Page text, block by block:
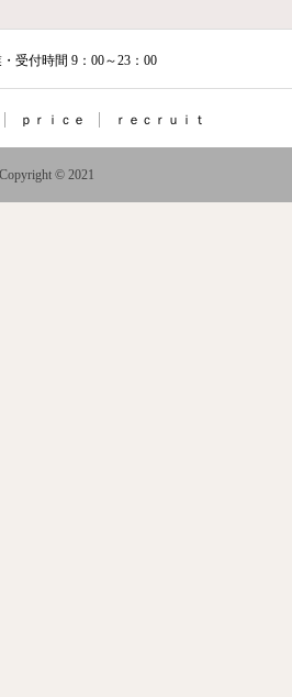
受付時間 9：00～23：00
ｐｒｉｃｅ ｒｅｃｒｕｉｔ
Copyright © 2021